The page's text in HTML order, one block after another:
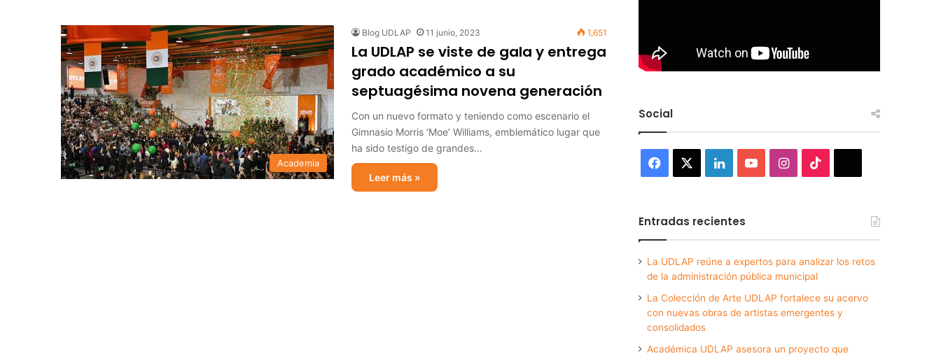
Academia
Blog UDLAP 11 junio, 2023 1,651
La UDLAP se viste de gala y entrega
grado académico a su
septuagésima novena generación
Con un nuevo formato y teniendo como escenario el
Gimnasio Morris ‘Moe’ Williams, emblemático lugar que
ha sido testigo de grandes…
Leer más »
Social
Facebook LinkedInYouTubeInstagram
Entradas recientes
La UDLAP reúne a expertos para analizar los retos
de la administración pública municipal
La Colección de Arte UDLAP fortalece su acervo
con nuevas obras de artistas emergentes y
consolidados
Académica UDLAP asesora un proyecto que